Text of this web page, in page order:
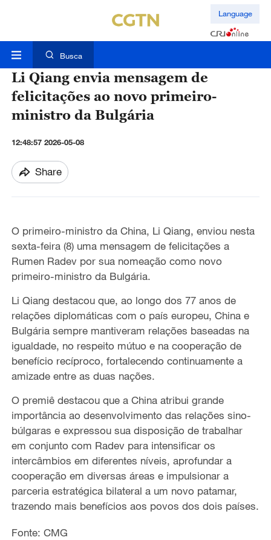
Language
Busca
Li Qiang envia mensagem de
felicitações ao novo primeiro-
ministro da Bulgária
12:48:57 2026-05-08
Share
O primeiro-ministro da China, Li Qiang, enviou nesta
sexta-feira (8) uma mensagem de felicitações a
Rumen Radev por sua nomeação como novo
primeiro-ministro da Bulgária.
Li Qiang destacou que, ao longo dos 77 anos de
relações diplomáticas com o país europeu, China e
Bulgária sempre mantiveram relações baseadas na
igualdade, no respeito mútuo e na cooperação de
benefício recíproco, fortalecendo continuamente a
amizade entre as duas nações.
O premiê destacou que a China atribui grande
importância ao desenvolvimento das relações sino-
búlgaras e expressou sua disposição de trabalhar
em conjunto com Radev para intensificar os
intercâmbios em diferentes níveis, aprofundar a
cooperação em diversas áreas e impulsionar a
parceria estratégica bilateral a um novo patamar,
trazendo mais benefícios aos povos dos dois países.
Fonte: CMG